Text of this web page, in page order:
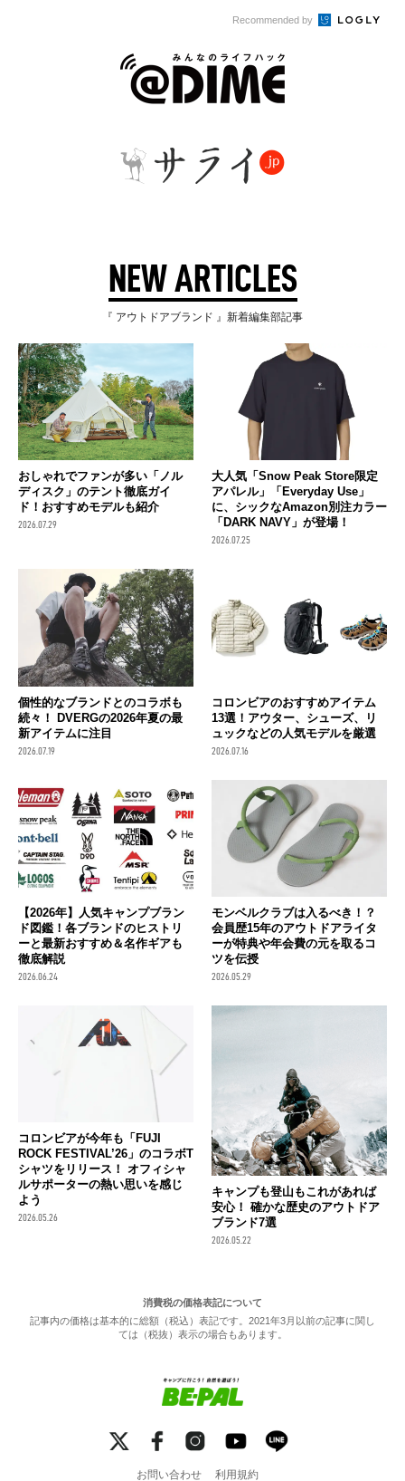
Recommended by
NEW ARTICLES
『 アウトドアブランド 』新着編集部記事
おしゃれでファンが多い「ノル
ディスク」のテント徹底ガイ
ド！おすすめモデルも紹介
2026.07.29
大人気「Snow Peak Store限定
アパレル」「Everyday Use」
に、シックなAmazon別注カラー
「DARK NAVY」が登場！
2026.07.25
個性的なブランドとのコラボも
続々！ DVERGの2026年夏の最
新アイテムに注目
2026.07.19
コロンビアのおすすめアイテム
13選！アウター、シューズ、リ
ュックなどの人気モデルを厳選
2026.07.16
【2026年】人気キャンプブラン
ド図鑑！各ブランドのヒストリ
ーと最新おすすめ＆名作ギアも
徹底解説
2026.06.24
モンベルクラブは入るべき！？
会員歴15年のアウトドアライタ
ーが特典や年会費の元を取るコ
ツを伝授
2026.05.29
コロンビアが今年も「FUJI
ROCK FESTIVAL’26」のコラボT
シャツをリリース！ オフィシャ
ルサポーターの熱い思いを感じ
よう
2026.05.26
キャンプも登山もこれがあれば
安心！ 確かな歴史のアウトドア
ブランド7選
2026.05.22
消費税の価格表記について
記事内の価格は基本的に総額（税込）表記です。2021年3月以前の記事に関し
ては（税抜）表示の場合もあります。
お問い合わせ 利用規約